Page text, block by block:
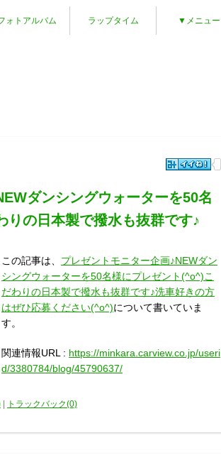
ォトアルバム ラップタイム ▼メニュー
ダンシングウォーターを50名
の日本製で撥水も抜群です♪
この記事は、 プレゼントモニター企画♪NEWダン
シングウォーターを50名様にプレゼント(^o^)こ
だわりの日本製で撥水も抜群です♪洗車好きの方
はぜひ応募ください(^o^)について書いていま
す。
関連情報URL : https://minkara.carview.co.jp/useri
d/3380784/blog/45790637/
トラックバック(0)